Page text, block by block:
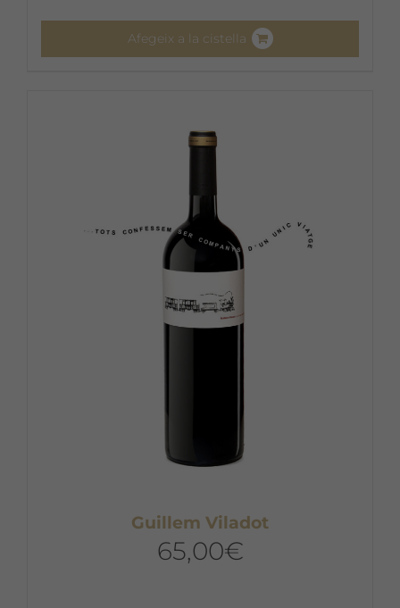
Afegeix a la cistella
Guillem Viladot
65,00€